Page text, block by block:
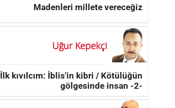
Madenleri millete vereceğiz
Uğur Kepekçi
İlk kıvılcım: İblis'in kibri / Kötülüğün
gölgesinde insan -2-